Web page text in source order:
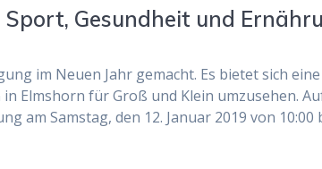
Sport, Gesundheit und
im Neuen Jahr gemacht. Es bietet sich
Elmshorn für Groß und Klein umzusehen.
am Samstag, den 12. Januar 2019 von 10:00